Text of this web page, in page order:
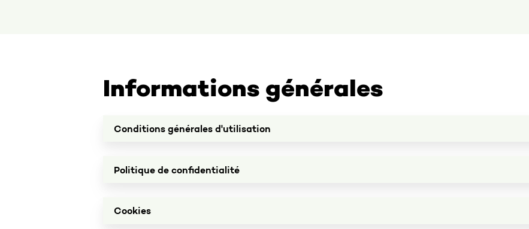
Informations générales
Conditions générales d'utilisation
générales
Politique de confidentialité
Cookies